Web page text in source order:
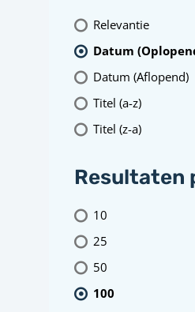
Relevantie
Datum
Datum (Aflopend)
Titel (a-z)
Titel (z-a)
Resultaten
10
25
50
100